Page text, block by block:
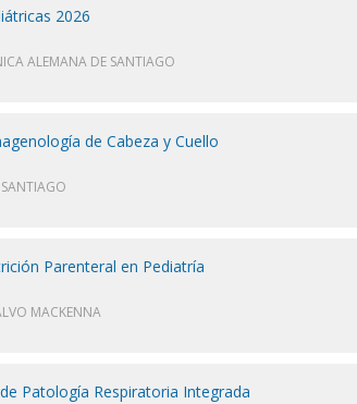
2026
ALEMANA DE SANTIAGO
de Cabeza y Cuello
Parenteral en Pediatría
MACKENNA
Patología Respiratoria Integrada